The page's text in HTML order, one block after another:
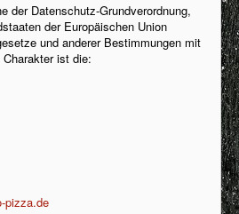
der Datenschutz-Grundverordnung,
der Europäischen Union
und anderer Bestimmungen mit
ist die:
pizza.de